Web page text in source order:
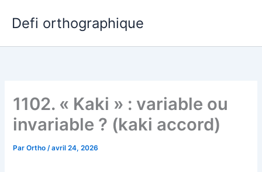
Defi orthographique
1102. « Kaki » : variable ou
invariable ? (kaki accord)
ParOrtho/avril 24, 2026